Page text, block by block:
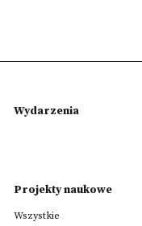
Wydarzenia
Projekty naukowe
Wszystkie